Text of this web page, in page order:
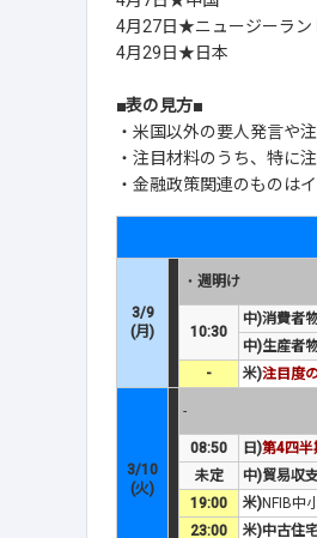
4月27日★ニュージーラン
4月29日★日本
■表の見方■
・米国以外の要人発言や
・注目材料のうち、特に
・金融政策関連のものは
3/9
(月)
・ 週明け
10:30
中)消費者
中)生産者
-
米)注目度
3/10
(火)
-
08:50
日)第4四半
未定
中)貿易収
19:00
米)NFIB中
23:00
米)中古住